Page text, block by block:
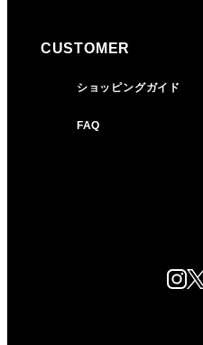
CUSTOMER
ショッピングガイド
FAQ